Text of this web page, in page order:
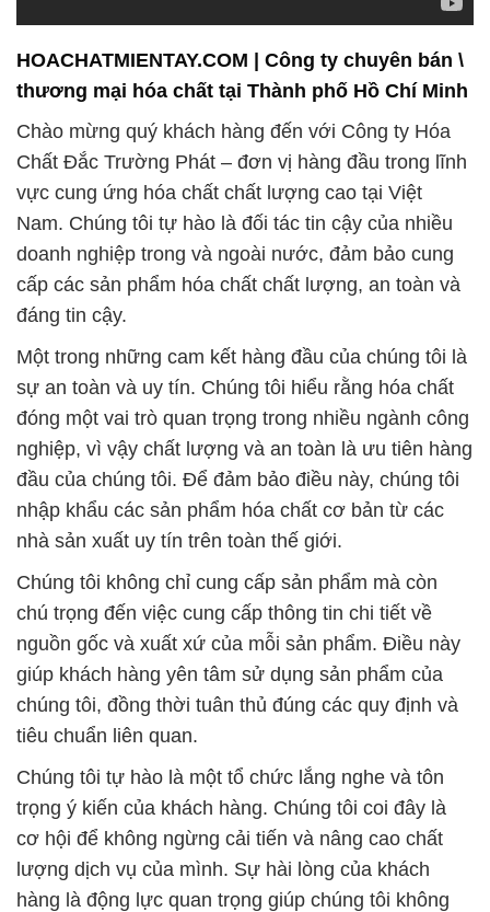
HOACHATMIENTAY.COM | Công ty chuyên bán \
thương mại hóa chất tại Thành phố Hồ Chí Minh
Chào mừng quý khách hàng đến với Công ty Hóa
Chất Đắc Trường Phát – đơn vị hàng đầu trong lĩnh
vực cung ứng hóa chất chất lượng cao tại Việt
Nam. Chúng tôi tự hào là đối tác tin cậy của nhiều
doanh nghiệp trong và ngoài nước, đảm bảo cung
cấp các sản phẩm hóa chất chất lượng, an toàn và
đáng tin cậy.
Một trong những cam kết hàng đầu của chúng tôi là
sự an toàn và uy tín. Chúng tôi hiểu rằng hóa chất
đóng một vai trò quan trọng trong nhiều ngành công
nghiệp, vì vậy chất lượng và an toàn là ưu tiên hàng
đầu của chúng tôi. Để đảm bảo điều này, chúng tôi
nhập khẩu các sản phẩm hóa chất cơ bản từ các
nhà sản xuất uy tín trên toàn thế giới.
Chúng tôi không chỉ cung cấp sản phẩm mà còn
chú trọng đến việc cung cấp thông tin chi tiết về
nguồn gốc và xuất xứ của mỗi sản phẩm. Điều này
giúp khách hàng yên tâm sử dụng sản phẩm của
chúng tôi, đồng thời tuân thủ đúng các quy định và
tiêu chuẩn liên quan.
Chúng tôi tự hào là một tổ chức lắng nghe và tôn
trọng ý kiến của khách hàng. Chúng tôi coi đây là
cơ hội để không ngừng cải tiến và nâng cao chất
lượng dịch vụ của mình. Sự hài lòng của khách
hàng là động lực quan trọng giúp chúng tôi không